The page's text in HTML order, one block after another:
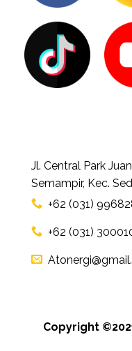
Jl. Central Park
Semampir, Kec.
+62 (031)
+62 (031)
Copyright